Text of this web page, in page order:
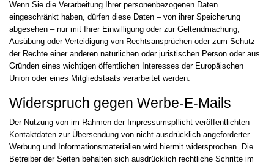
Wenn Sie die Verarbeitung Ihrer personenbezogenen Daten
eingeschränkt haben, dürfen diese Daten – von ihrer Speicherung
abgesehen – nur mit Ihrer Einwilligung oder zur Geltendmachung,
Ausübung oder Verteidigung von Rechtsansprüchen oder zum Schutz
der Rechte einer anderen natürlichen oder juristischen Person oder aus
Gründen eines wichtigen öffentlichen Interesses der Europäischen
Union oder eines Mitgliedstaats verarbeitet werden.
Widerspruch gegen Werbe-E-Mails
Der Nutzung von im Rahmen der Impressumspflicht veröffentlichten
Kontaktdaten zur Übersendung von nicht ausdrücklich angeforderter
Werbung und Informationsmaterialien wird hiermit widersprochen. Die
Betreiber der Seiten behalten sich ausdrücklich rechtliche Schritte im